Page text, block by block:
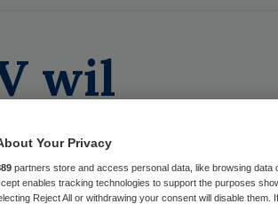
wil
Your Privacy
partners store and access personal data, like browsing data
enables tracking technologies to support the purposes
Reject All or withdrawing your consent will disable